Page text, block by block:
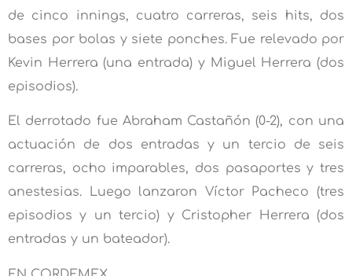
de cinco innings, cuatro carreras, seis hits, dos
bases por bolas y siete ponches. Fue relevado por
Kevin Herrera (una entrada) y Miguel Herrera (dos
episodios).
El derrotado fue Abraham Castañón (0-2), con una
actuación de dos entradas y un tercio de seis
carreras, ocho imparables, dos pasaportes y tres
anestesias. Luego lanzaron Víctor Pacheco (tres
episodios y un tercio) y Cristopher Herrera (dos
entradas y un bateador).